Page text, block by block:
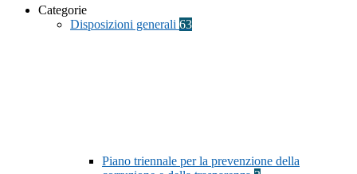
Categorie
Disposizioni generali 63
Piano triennale per la prevenzione della